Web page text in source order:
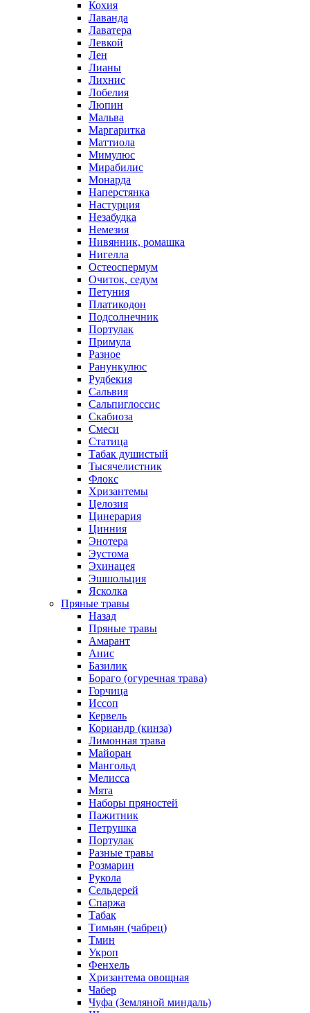
Кохия
Лаванда
Лаватера
Левкой
Лен
Лианы
Лихнис
Лобелия
Люпин
Мальва
Маргаритка
Маттиола
Мимулюс
Мирабилис
Монарда
Наперстянка
Настурция
Незабудка
Немезия
Нивянник, ромашка
Нигелла
Остеоспермум
Очиток, седум
Петуния
Платикодон
Подсолнечник
Портулак
Примула
Разное
Ранункулюс
Рудбекия
Сальвия
Сальпиглоссис
Скабиоза
Смеси
Статица
Табак душистый
Тысячелистник
Флокс
Хризантемы
Целозия
Цинерария
Цинния
Энотера
Эустома
Эхинацея
Эшшольция
Ясколка
Пряные травы
Назад
Пряные травы
Амарант
Анис
Базилик
Бораго (огуречная трава)
Горчица
Иссоп
Кервель
Кориандр (кинза)
Лимонная трава
Майоран
Мангольд
Мелисса
Мята
Наборы пряностей
Пажитник
Петрушка
Портулак
Разные травы
Розмарин
Рукола
Сельдерей
Спаржа
Табак
Тимьян (чабрец)
Тмин
Укроп
Фенхель
Хризантема овощная
Чабер
Чуфа (Земляной миндаль)